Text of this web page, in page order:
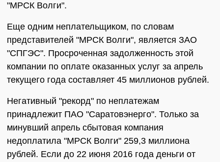
"МРСК Волги".
Еще одним неплательщиком, по словам
представителей "МРСК Волги", является ЗАО
"СПГЭС". Просроченная задолженность этой
компании по оплате оказанных услуг за апрель
текущего года составляет 45 миллионов рублей.
Негативный "рекорд" по неплатежам
принадлежит ПАО "Саратовэнерго". Только за
минувший апрель сбытовая компания
недоплатила "МРСК Волги" 259,3 миллиона
рублей. Если до 22 июня 2016 года деньги от